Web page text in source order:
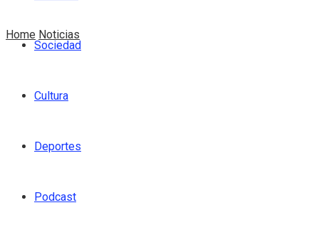
Sociedad
Cultura
Deportes
Podcast
Home Noticias